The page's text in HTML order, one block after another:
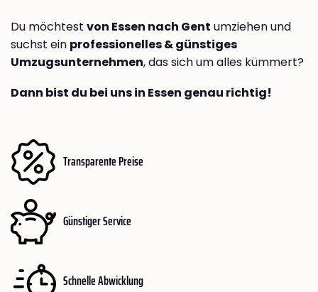
Du möchtest von Essen nach Gent umziehen und
suchst ein professionelles & günstiges
Umzugsunternehmen, das sich um alles kümmert?
Dann bist du bei uns in Essen genau richtig!
Transparente Preise
Günstiger Service
Schnelle Abwicklung